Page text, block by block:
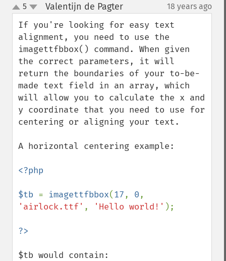
up
down
5 Valentijn de Pagter¶ 18 years ago
If you're looking for easy text
alignment, you need to use the
imagettfbbox() command. When given
the correct parameters, it will
return the boundaries of your to-be-
made text field in an array, which
will allow you to calculate the x and
y coordinate that you need to use for
centering or aligning your text.
A horizontal centering example:
<?php
$tb = imagettfbbox(17, 0
'airlock.ttf' , 'Hello world!' );
$tb would contain: